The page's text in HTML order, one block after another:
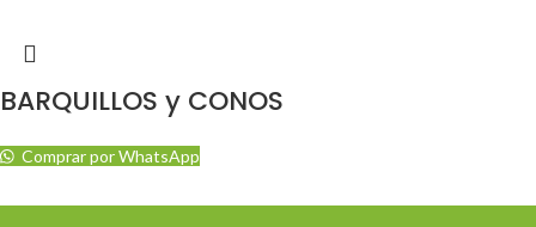
BARQUILLOS y CONOS
Comprar por WhatsApp